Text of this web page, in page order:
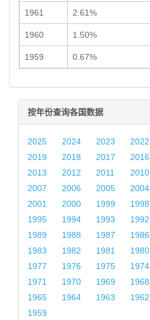
1961 2.61%
1960 1.50%
1959 0.67%
按年份查询各国数据
2025 2024 2023 2022
2019
2018 2017 2016
2013
2012 2011 2010
2007
2006 2005 2004
2001
2000 1999 1998
1995
1994 1993 1992
1989
1988 1987 1986
1983
1982 1981 1980
1977
1976 1975 1974
1971
1970 1969 1968
1965
1964 1963 1962
1959